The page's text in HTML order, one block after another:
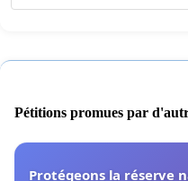
Pétitions promues par
Protégeons la réserve